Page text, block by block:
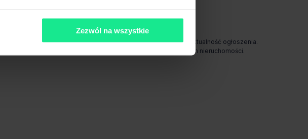
Zezwól na wszystkie
CBRE sp. z o.o. nie odpowiada za ewentualne błędy lub nieaktualność ogłoszenia.
ogłoszenia nie gwarantuje dostępności prezentowanych nieruchomości.